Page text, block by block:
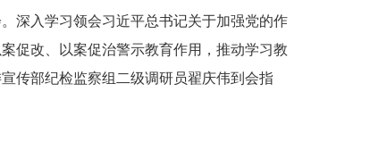
深入学习领会习近平总书记关于加强党的作
促改、以案促治警示教育作用，推动学习教
传部纪检监察组二级调研员翟庆伟到会指